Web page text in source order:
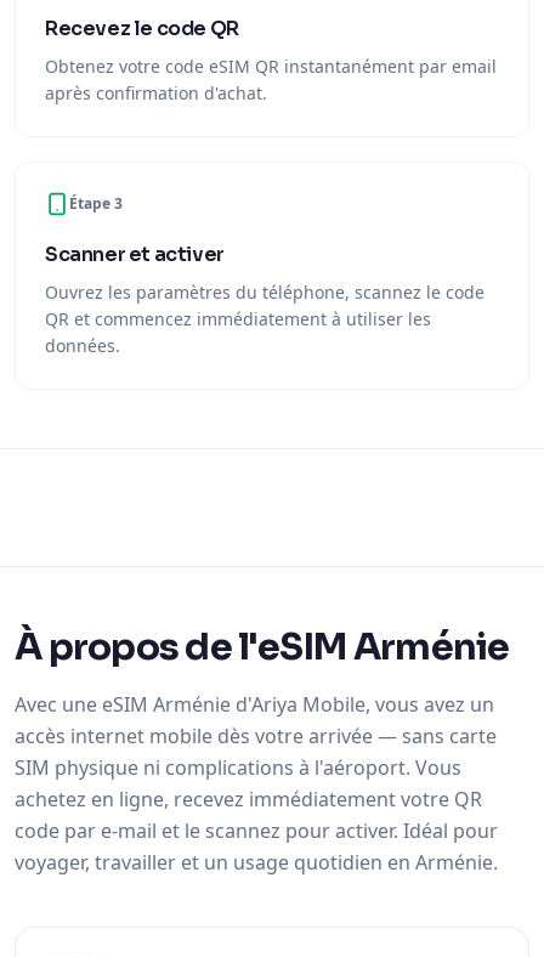
Recevez le code QR
Obtenez votre code eSIM QR instantanément par email
après confirmation d'achat.
Étape 3
Scanner et activer
Ouvrez les paramètres du téléphone, scannez le code
QR et commencez immédiatement à utiliser les
données.
À propos de l'eSIM Arménie
Avec une eSIM Arménie d'Ariya Mobile, vous avez un
accès internet mobile dès votre arrivée — sans carte
SIM physique ni complications à l'aéroport. Vous
achetez en ligne, recevez immédiatement votre QR
code par e-mail et le scannez pour activer. Idéal pour
voyager, travailler et un usage quotidien en Arménie.